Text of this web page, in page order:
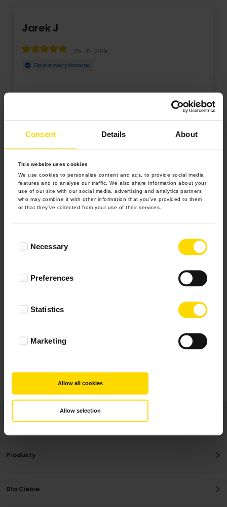
Consent Details About
This website uses cookies
We use cookies to personalise content and ads, to provide social media
features and to analyse our traffic. We also share information about your
use of our site with our social media, advertising and analytics partners
who may combine it with other information that you’ve provided to them
or that they’ve collected from your use of their services.
SelectionNecessary
Preferences
Statistics
Marketing
Allow all cookies
Allow selection
Jarek J
25-10-2019
Opinia zweryfikowana
Rozwiń
To
4.9 z 5.0
Najbardziej pomocne oceny, które doradzą Ci
Produkty
Dla Ciebie